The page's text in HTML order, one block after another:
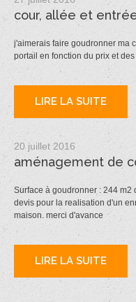
cour, allée et
j'aimerais faire goudronner ma
portail en fonction du prix et
LIRE LA SUITE
20 juillet 2016
aménagement de
Surface à goudronner : 244
devis pour la realisation d'un
maison. merci d'avance
LIRE LA SUITE